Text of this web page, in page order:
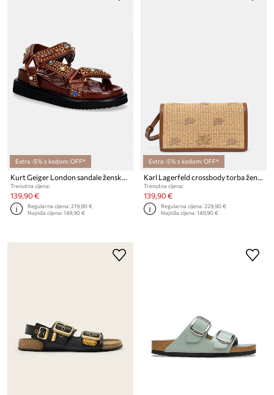
Extra -5% s kodom: OFF*
Trenutna cijena:
139,90 €
Regularna cijena:219,90 €
Najniža cijena:149,90 €
Extra -5% s kodom: OFF*
Trenutna cijena:
139,90 €
Regularna cijena:229,90 €
Najniža cijena:149,90 €